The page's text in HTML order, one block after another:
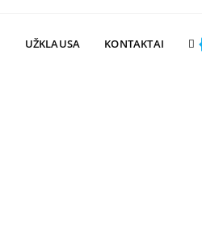
UŽKLAUSA KONTAKTAI